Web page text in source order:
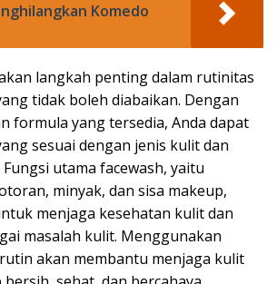
Komedo
langkah penting dalam rutinitas
tidak boleh diabaikan. Dengan
formula yang tersedia, Anda dapat
sesuai dengan jenis kulit dan
utama facewash, yaitu
minyak, dan sisa makeup,
menjaga kesehatan kulit dan
masalah kulit. Menggunakan
akan membantu menjaga kulit